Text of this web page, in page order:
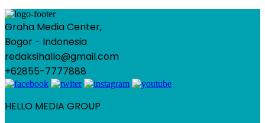
Graha Media Center,
Bogor - Indonesia
redaksihallo@gmail.com
+62855-7777888
HELLO MEDIA GROUP